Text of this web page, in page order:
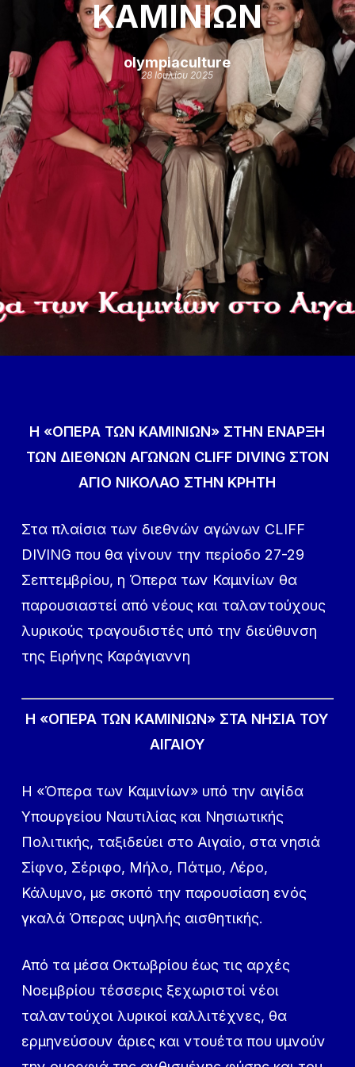
ΚΑΜΙΝΙΩΝ
olympiaculture
28 Ιουλίου 2025
Η «ΟΠΕΡΑ ΤΩΝ ΚΑΜΙΝΙΩΝ» ΣΤΗΝ ΕΝΑΡΞΗ
ΤΩΝ ΔΙΕΘΝΩΝ ΑΓΩΝΩΝ CLIFF DIVING ΣΤΟΝ
ΑΓΙΟ ΝΙΚΟΛΑΟ ΣΤΗΝ ΚΡΗΤΗ
Στα πλαίσια των διεθνών αγώνων CLIFF
DIVING που θα γίνουν την περίοδο 27-29
Σεπτεμβρίου, η Όπερα των Καμινίων θα
παρουσιαστεί από νέους και ταλαντούχους
λυρικούς τραγουδιστές υπό την διεύθυνση
της Ειρήνης Καράγιαννη
Η «ΟΠΕΡΑ ΤΩΝ ΚΑΜΙΝΙΩΝ» ΣΤΑ ΝΗΣΙΑ ΤΟΥ
ΑΙΓΑΙΟΥ
Η «Όπερα των Καμινίων» υπό την αιγίδα
Υπουργείου Ναυτιλίας και Νησιωτικής
Πολιτικής, ταξιδεύει στο Αιγαίο, στα νησιά
Σίφνο, Σέριφο, Μήλο, Πάτμο, Λέρο,
Κάλυμνο, με σκοπό την παρουσίαση ενός
γκαλά Όπερας υψηλής αισθητικής.
Από τα μέσα Οκτωβρίου έως τις αρχές
Νοεμβρίου τέσσερις ξεχωριστοί νέοι
ταλαντούχοι λυρικοί καλλιτέχνες, θα
ερμηνεύσουν άριες και ντουέτα που υμνούν